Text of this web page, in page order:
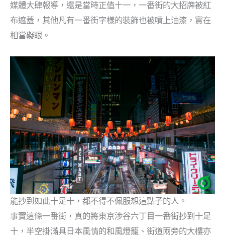
媒體大肆報導，還是當時正值十一，一番街的大招牌被紅
布遮蓋，其他凡有一番街字樣的裝飾也被噴上油漆，實在
相當礙眼。
能抄到如此十足十，都不得不佩服想這點子的人。
事實這條一番街，真的將東京涉谷六丁目一番街抄到十足
十，半空掛滿具日本風情的和風燈籠、街道兩旁的大樓亦